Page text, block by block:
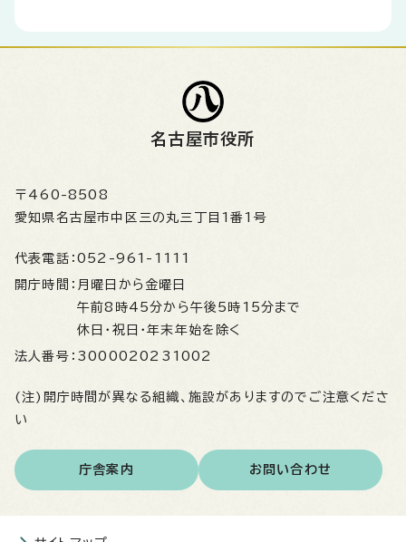
名古屋市役所
〒460-8508
愛知県名古屋市中区三の丸三丁目1番1号
代表電話： 052-961-1111
開庁時間： 月曜日から金曜日
午前8時45分から午後5時15分まで
休日・祝日・年末年始を除く
法人番号： 3000020231002
(注)開庁時間が異なる組織、施設がありますのでご注意くださ
い
庁舎案内 お問い合わせ